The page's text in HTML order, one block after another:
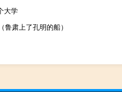
大学
肃上了孔明的船）